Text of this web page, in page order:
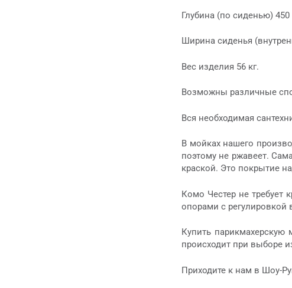
Глубина (по сиденью)
Ширина сиденья
Вес изделия 56 кг.
Возможны различные
Вся необходимая
В мойках нашего
поэтому не ржавеет.
краской. Это покрытие
Комо Честер не требует
опорами с
Купить
происходит при выборе
Приходите к нам в Шоу-